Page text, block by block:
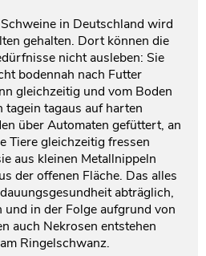
in Deutschland wird
gehalten. Dort können die
nicht ausleben: Sie
bodennah nach Futter
gleichzeitig und vom Boden
tagein tagaus auf harten
über Automaten gefüttert, an
Tiere gleichzeitig fressen
aus kleinen Metallnippeln
der offenen Fläche. Das alles
abträglich,
in der Folge aufgrund von
auch Nekrosen entstehen
Ringelschwanz.